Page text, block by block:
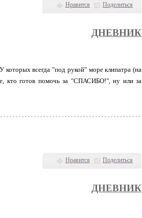
Нравится Поделиться
Нравится Поделиться
ДНЕВНИК
которых всегда "под рукой" море клипатра (на
кто готов помочь за "СПАСИБО!", ну или за
ДНЕВНИК